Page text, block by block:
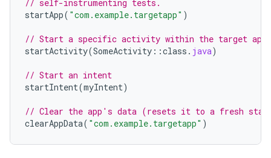
// self-instrumenting tests.
startApp( "com.example.targetapp" )
// Start a specific activity within the target app
startActivity(SomeActivity ::class . java)
// Start an intent
startIntent(myIntent)
// Clear the app's data (resets it to a fresh
clearAppData( "com.example.targetapp" )